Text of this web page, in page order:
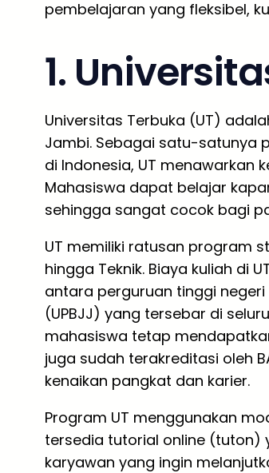
pembelajaran yang fleksibel,
1.
Universitas Terbuka (UT)
Jambi. Sebagai satu-satunya
di Indonesia, UT menawarkan
Mahasiswa dapat belajar
sehingga sangat cocok bagi
UT memiliki ratusan program
hingga Teknik. Biaya kuliah di
antara perguruan tinggi negeri
(UPBJJ) yang tersebar di
mahasiswa tetap
juga sudah terakreditasi oleh
kenaikan pangkat dan karier.
Program UT menggunakan
tersedia tutorial online (tuton)
karyawan yang ingin